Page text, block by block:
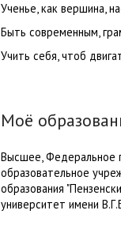
Ученье, как вершина,
Быть современным,
Учить себя, чтоб
Моё
Высшее, Федеральное
образовательное
образования
университет имени